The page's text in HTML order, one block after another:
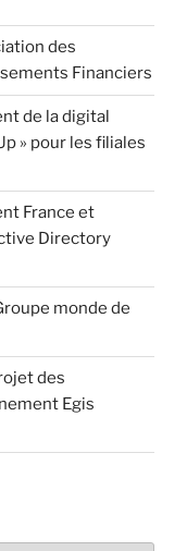
des
Financiers
de la digital
» pour les filiales
France et
Directory
monde de
des
Egis